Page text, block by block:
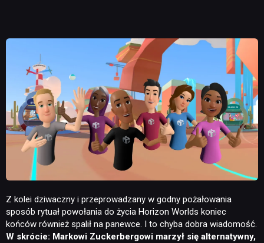
Z kolei dziwaczny i przeprowadzany w godny pożałowania
sposób rytuał powołania do życia Horizon Worlds koniec
końców również spalił na panewce. I to chyba dobra wiadomość.
W skrócie: Markowi Zuckerbergowi marzył się alternatywny,